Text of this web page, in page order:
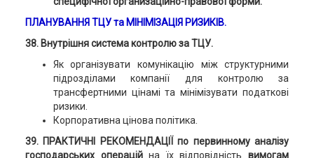
ПЛАНУВАННЯ ТЦУта МІНІМІЗАЦІЯ РИЗИКІВ.
38. Внутрішня система контролю за ТЦУ.
Як організувати комунікацію між структурними
підрозділами компанії для контролю за
трансфертними цінамі та мінімізувати податкові
ризики.
Корпоративна цінова політика.
39. ПРАКТИЧНІ РЕКОМЕНДАЦІЇ по первинному аналізу
господарських операційна їх відповідністьвимогам